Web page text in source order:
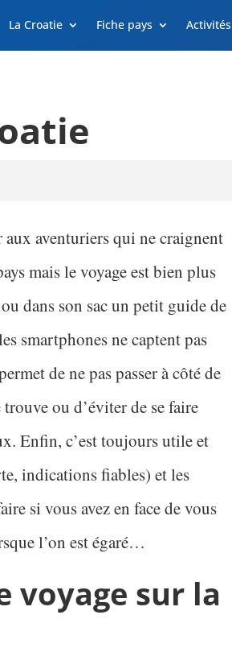
La Croatie Fiche pays Activités
aventuriers qui ne craignent
mais le voyage est bien plus
dans son sac un petit guide de
smartphones ne captent pas
de ne pas passer à côté de
ou d’éviter de se faire
Enfin, c’est toujours utile et
indications fiables) et les
si vous avez en face de vous
l’on est égaré…
voyage sur la